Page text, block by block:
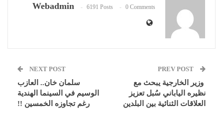
Webadmin 6191 Posts 0 Comments
وزير الخارجية يبحث مع
نظيره الياباني سُبل تعزيز
العلاقات الثنائية بين البلدين
NEXT POST
سلمان خان.. العازب
الوسيم في السينما الهندية
رغم تجاوزه الخمسين !!